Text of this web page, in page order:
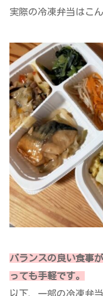
実際の冷凍弁当はこ
バランスの良い食事
っても手軽です。
以下、一部の冷凍弁